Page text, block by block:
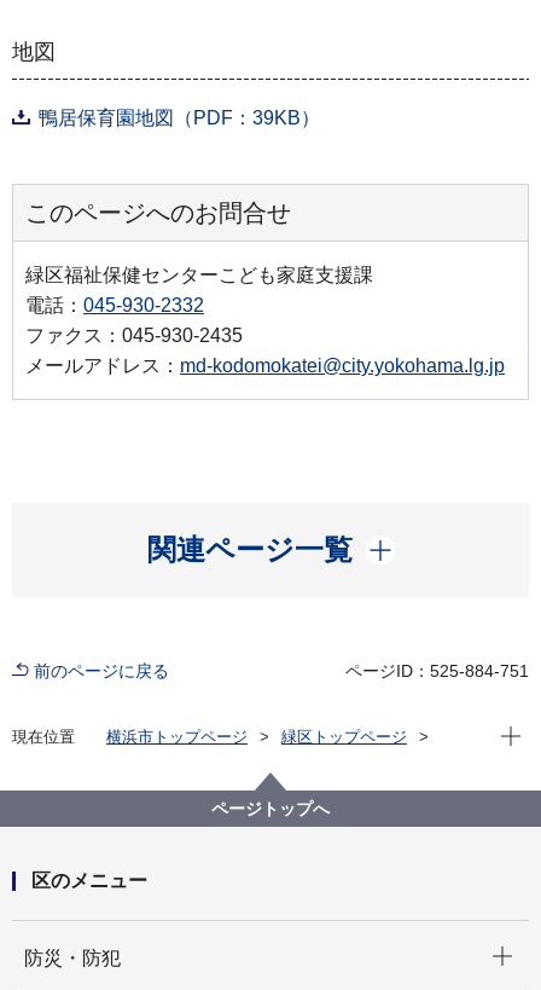
地図
鴨居保育園地図（PDF：39KB）
このページへのお問合せ
緑区福祉保健センターこども家庭支援課
電話： 045-930-2332
ファクス：045-930-2435
メールアドレス： md-kodomokatei@city.yokohama.lg.jp
関連ページ一覧
開く
前のページに戻る ページID：525-884-751
現在位置 横浜市トップページ
緑区トップページ
横浜市鴨居保育園
現在
ページトップへ
区のメニュー
防災・防犯